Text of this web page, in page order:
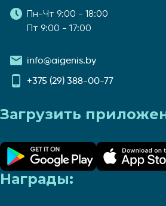
Пн-Чт 9:00 - 18:00
Пт 9:00 - 17:00
info@aigenis.by
+375 (29) 388-00-77
Загрузить
Награды: